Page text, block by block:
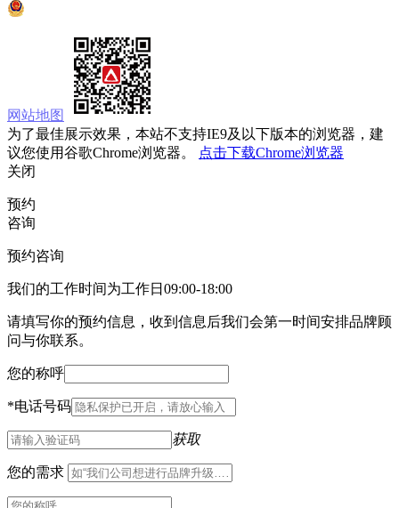
网站地图
为了最佳展示效果，本站不支持IE9及以下版本的浏览器，建
议您使用谷歌Chrome浏览器。
点击下载Chrome浏览器
关闭
预约
咨询
预约咨询
我们的工作时间为工作日09:00-18:00
请填写你的预约信息，收到信息后我们会第一时间安排品牌顾
问与你联系。
您的称呼
*电话号码
获取
您的需求